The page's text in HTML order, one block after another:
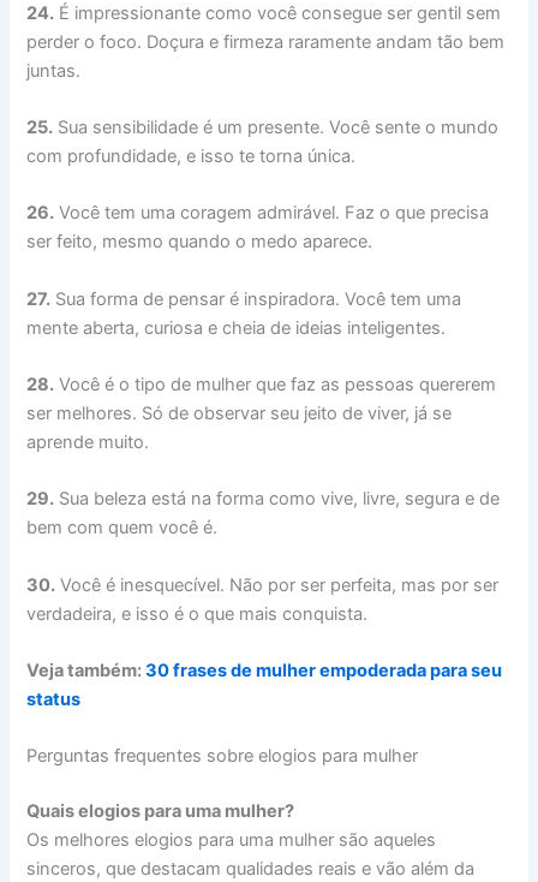
24. É impressionante como você consegue ser gentil sem
perder o foco. Doçura e firmeza raramente andam tão bem
juntas.
25. Sua sensibilidade é um presente. Você sente o mundo
com profundidade, e isso te torna única.
26. Você tem uma coragem admirável. Faz o que precisa
ser feito, mesmo quando o medo aparece.
27. Sua forma de pensar é inspiradora. Você tem uma
mente aberta, curiosa e cheia de ideias inteligentes.
28. Você é o tipo de mulher que faz as pessoas quererem
ser melhores. Só de observar seu jeito de viver, já se
aprende muito.
29. Sua beleza está na forma como vive, livre, segura e de
bem com quem você é.
30. Você é inesquecível. Não por ser perfeita, mas por ser
verdadeira, e isso é o que mais conquista.
Veja também:30 frases de mulher empoderada para seu
status
Perguntas frequentes sobre elogios para mulher
Quais elogios para uma mulher?
Os melhores elogios para uma mulher são aqueles
sinceros, que destacam qualidades reais e vão além da